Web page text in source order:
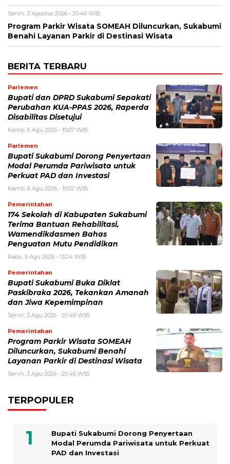
Senin, 3 Agustus 2026 - 20:46 WIB
Program Parkir Wisata SOMEAH Diluncurkan, Sukabumi
Benahi Layanan Parkir di Destinasi Wisata
BERITA TERBARU
Parlemen
Bupati dan DPRD Sukabumi Sepakati
Perubahan KUA-PPAS 2026, Raperda
Disabilitas Disetujui
Kamis, 6 Agu 2026 - 19:07 WIB
Parlemen
Bupati Sukabumi Dorong Penyertaan
Modal Perumda Pariwisata untuk
Perkuat PAD dan Investasi
Kamis, 6 Agu 2026 - 19:02 WIB
Pemerintahan
174 Sekolah di Kabupaten Sukabumi
Terima Bantuan Rehabilitasi,
Wamendikdasmen Bahas
Penguatan Mutu Pendidikan
Rabu, 5 Agu 2026 - 13:24 WIB
Pemerintahan
Bupati Sukabumi Buka Diklat
Paskibraka 2026, Tekankan Amanah
dan Jiwa Kepemimpinan
Senin, 3 Agu 2026 - 20:49 WIB
Pemerintahan
Program Parkir Wisata SOMEAH
Diluncurkan, Sukabumi Benahi
Layanan Parkir di Destinasi Wisata
Senin, 3 Agu 2026 - 20:46 WIB
TERPOPULER
Bupati Sukabumi Dorong Penyertaan
Modal Perumda Pariwisata untuk Perkuat
PAD dan Investasi